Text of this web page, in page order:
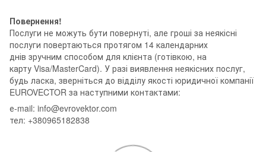
Повернення!
Послуги не можуть бути повернуті, але гроші за неякісні
послуги повертаються протягом 14 календарних
днів зручним способом для клієнта (готівкою, на
карту Visa/MasterCard). У разі виявлення неякісних послуг,
будь ласка, зверніться до відділу якості юридичної компанії
EUROVECTOR за наступними контактами:
е-mail: info@evrovektor.com
тел: +380965182838